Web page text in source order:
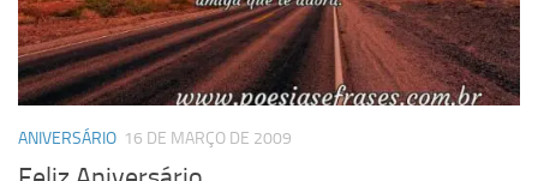
ANIVERSÁRIO 16 DE MARÇO DE 2009